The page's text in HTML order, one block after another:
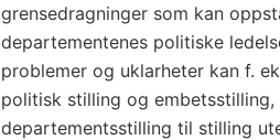
grensedragninger som kan
departementenes politiske
problemer og uklarheter kan f.
politisk stilling og
departementsstilling til stilling